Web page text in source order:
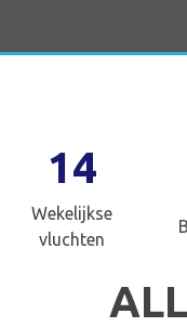
14
Wekelijkse
vluchten